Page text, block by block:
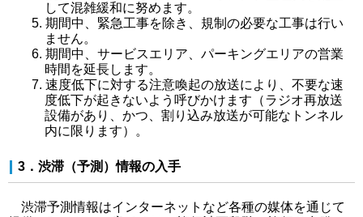
して混雑緩和に努めます。
期間中、緊急工事を除き、規制の必要な工事は行い
ません。
期間中、サービスエリア、パーキングエリアの営業
時間を延長します。
速度低下に対する注意喚起の放送により、不要な速
度低下が起きないよう呼びかけます（ラジオ再放送
設備があり、かつ、割り込み放送が可能なトンネル
内に限ります）。
3．渋滞（予測）情報の入手
渋滞予測情報はインターネットなど各種の媒体を通じて